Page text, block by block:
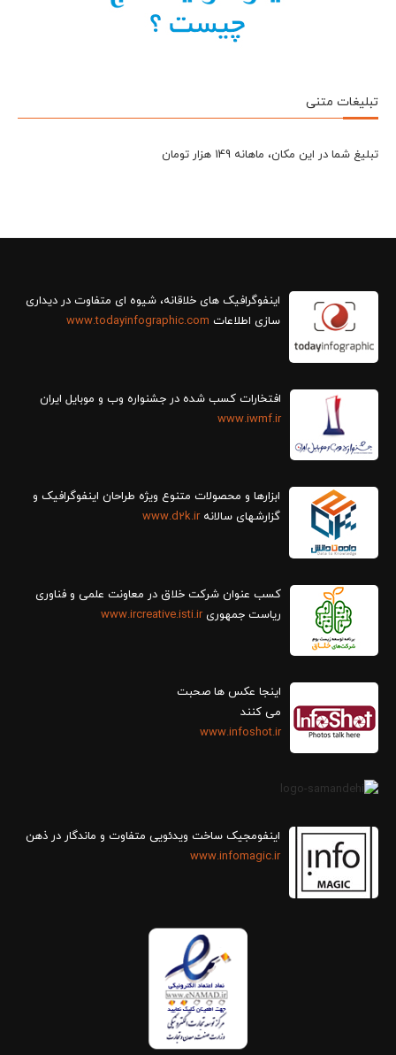
تبلیغات متنی
تبلیغ شما در این مکان، ماهانه 149 هزار تومان
سازی اطلاعات www.todayinfographic.com
افتخارات کسب شده در جشنواره وب و موبایل ایران
www.iwmf.ir
ابزارها و محصولات متنوع ویژه طراحان اینفوگرافیک و
گزارش‎های سالانه
www.d2k.ir
کسب عنوان شرکت خلاق در معاونت علمی و فناوری
ریاست جمهوریwww.ircreative.isti.ir
اینجا عکس ها صحبت
می کنند
www.infoshot.ir
اینفومجیک ساخت ویدئویی متفاوت و ماندگار در ذهن
www.infomagic.ir